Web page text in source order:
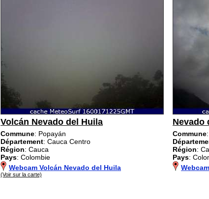
Volcán Nevado del Huila
Commune: Popayán
Département: Cauca Centro
Région: Cauca
Pays: Colombie
Webcam Volcán Nevado del Huila
(Voir sur la carte)
Nevado
Commune
Région:
Pays: